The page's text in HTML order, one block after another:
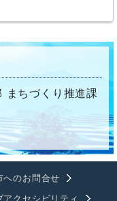
まちづくり推進課
へのお問合せ
アクセシビリティ